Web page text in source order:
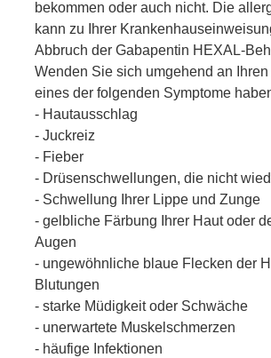
bekommen oder auch nicht. Die
kann zu Ihrer
Abbruch der Gabapentin HEXAL-
Wenden Sie sich umgehend an
eines der folgenden Symptome
- Hautausschlag
- Juckreiz
- Fieber
- Drüsenschwellungen, die nicht
- Schwellung Ihrer Lippe und Zunge
- gelbliche Färbung Ihrer Haut oder
Augen
- ungewöhnliche blaue Flecken der
Blutungen
- starke Müdigkeit oder Schwäche
- unerwartete Muskelschmerzen
- häufige Infektionen